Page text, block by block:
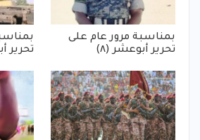
بمناسبة مرور عام على
تحرير أبوعشر (٨)
تحرير